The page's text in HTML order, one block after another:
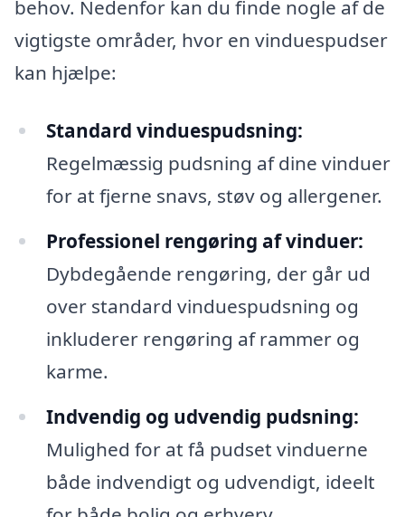
behov. Nedenfor kan du finde nogle af de
vigtigste områder, hvor en vinduespudser
kan hjælpe:
Standard vinduespudsning:
Regelmæssig pudsning af dine vinduer
for at fjerne snavs, støv og allergener.
Professionel rengøring af vinduer:
Dybdegående rengøring, der går ud
over standard vinduespudsning og
inkluderer rengøring af rammer og
karme.
Indvendig og udvendig pudsning:
Mulighed for at få pudset vinduerne
både indvendigt og udvendigt, ideelt